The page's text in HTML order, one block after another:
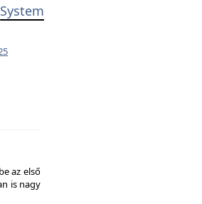
System
az első
is nagy